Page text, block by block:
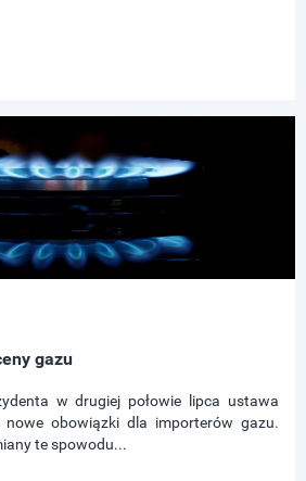
gazu
w drugiej połowie lipca ustawa
nowe obowiązki dla importerów gazu.
te spowodu...